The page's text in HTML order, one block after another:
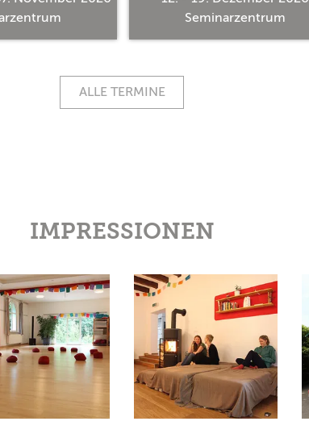
Seminarzentrum
ALLE TERMINE
IMPRESSIONEN